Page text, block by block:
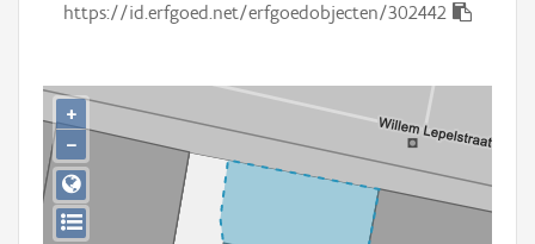
Gebeurtenis
Downloads
Hergebruik
Aanmelden
https://id.erfgoed.net/erfgoedobjecten/302442
+
−